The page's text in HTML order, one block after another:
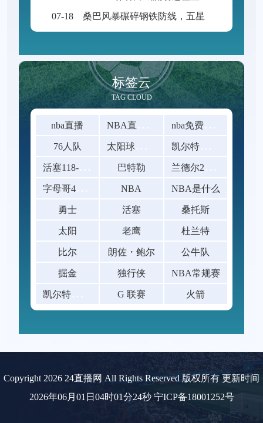
07-18
桑巴风暴碾碎钢铁防线，五星巴西踏平征途直指王座
标签云
TAG CLOUD
nba直播 n
ba免费在线高清直播
76人队 凯
尔特人以92-105不敌雷霆
巴特勒 兰
德尔23+10爱德华兹19中5 森林狼
NBA NBA是什么
勇士 活塞 桑托斯
太阳 老鹰 杜兰特
比尔 朗佐・鲍尔 公牛队
掘金 独行侠 NBA常规赛
G 联赛 火箭
Copyright 2026 24直播网 All Rights Reserved 版权所有 更新时间
2026年06月01日04时01分24秒 宁ICP备18001252号